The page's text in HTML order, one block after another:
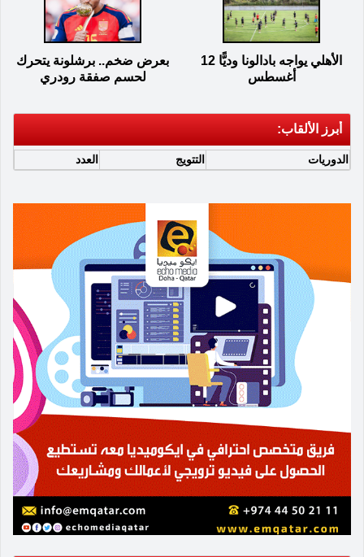
الأهلي يواجه بادالونا وديًّا 12
أغسطس
بعرض ضخم.. برشلونة يتحرك
لحسم صفقة رودري
أبرز الألقاب:
الدوريات التتويج العدد